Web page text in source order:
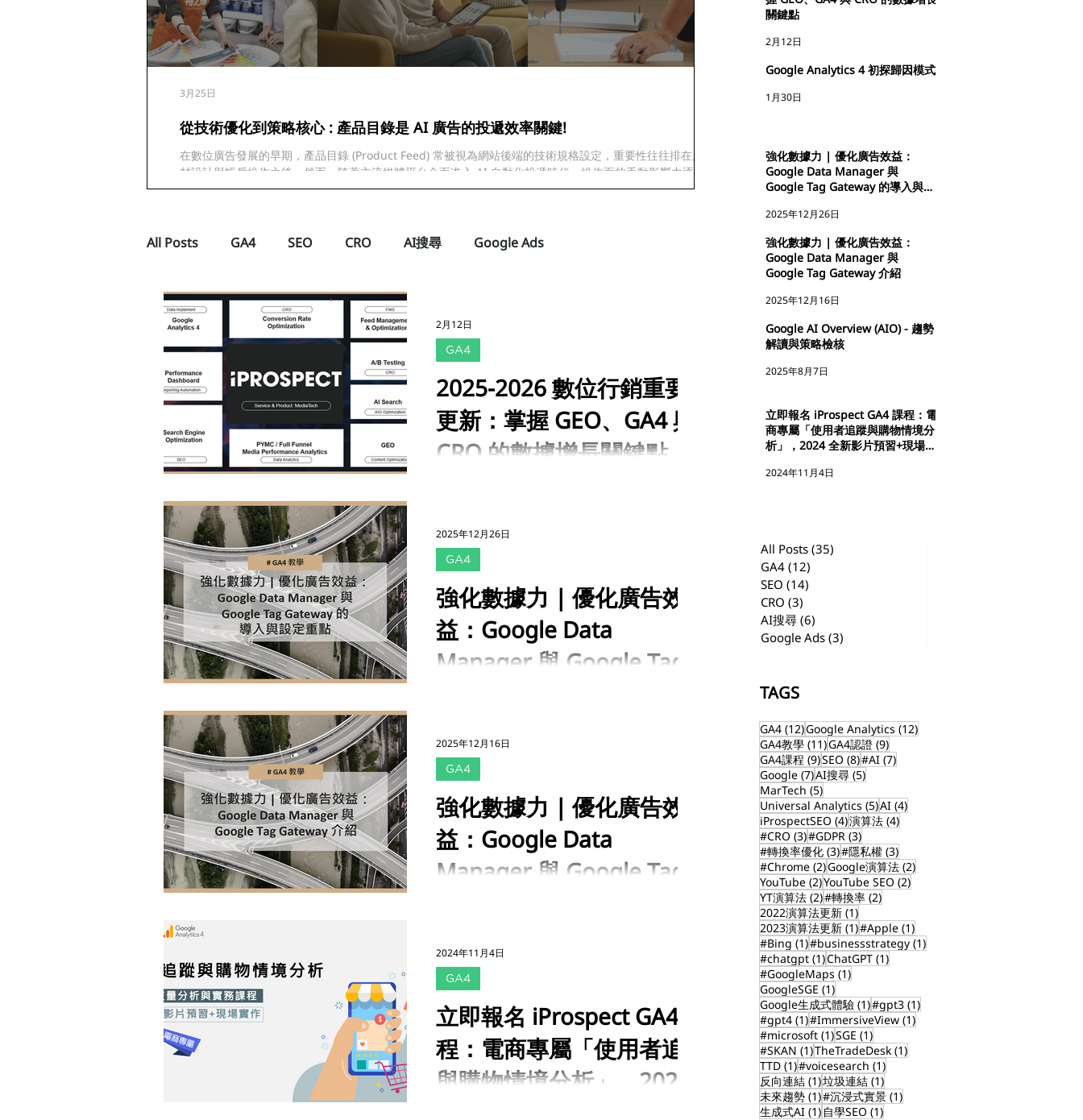
從技術優化到策略核心 : 產品目錄是 AI 廣告的投遞效率關鍵!
在數位廣告發展的早期，產品目錄 (Product Feed) 常被視為網站後端的技術規格設定，重要性往往排在廣告素
材設計與帳戶操作之後。然而，隨著主流媒體平台全面進入 AI 自動化投遞時代，操作面的手動影響力逐漸縮
減，產品目錄的品質，已成為決定 AI 運算結果與廣告成效的關鍵變數。
3月25日
過去品牌追求搜尋排名，現在必須競爭「AI優先推薦權」；消費者也
案。如果你的品牌資產仍停留在傳統搜尋結構，很可能在AI的決策鏈中
All Posts GA4 SEO CRO AI搜尋 Google Ads
2025-2026 數位行銷重要
更新：掌握 GEO、GA4 與
CRO 的數據增長關鍵點
公告與功能更新，核心目標都是為了讓品牌在破
碎的數據中更精準地掌握使用者意圖。隨著搜尋
模式的進化與隱私政策的變革，若能將這些新科
技轉化為品牌實質的廣告增長動能，就能在變動
的數位環境中，穩健地為品牌佈局長期的增長紅
利。 一起回顧 2025 至 2026 年的重要趨勢，同
時思考如何在高階數據整合與歸因分析的架構
下，利用 AI 搜尋搭配 Feed 管理、與精準數據
以運用更科學的分析手段，將線下數據搭配
GA4 渠道流量 ，來驅動後續的轉換分析。
Google 正式發布 Meridian ( MMM 開源行銷
組合模型) ，開放給廣告客戶存取 MMM 平台資
料帳戶 【三月：體驗升級與 AI 搜尋架構的全面
進化】 虛擬體驗與新一代 Gemini 模型的整
合，提升了用戶意圖的理解力，這也要求品牌在
內容與 Feed 管理 上必須更
GA4
2月12日
強化數據力 | 優化廣告效
益：Google Data
Manager 與 Google Tag
重要性，並簡介 Google 近期推出的「 Google
Data Manager 」 以及「 Google Tag
Gateway 」之核心定位與價值。 延續前文脈
絡，本文將進一步說明 Google Data Manager
的操作介面、主要功能，以及匯入與整合額外資
料的方法 ；接著解析 Google Tag Gateway 的
不同運作架構與實務細節 ，協助企業評估並選
擇適合自身需求的設定方式。 < Google Data
覽與管理所有資料來源 。 2. Google Data
Manager 功能介紹 Google Data Manager 內
建診斷與建議功能 ，協助廣告主分析資料、挖
掘優化機會，進而提升廣告投放效益。 3.
Google
GA4
2025年12月26日
強化數據力 | 優化廣告效
益：Google Data
Manager 與 Google Tag
的完整性與可用性 ，將會直接影響最終商業成
效。 本文將闡述 數據力的重要應用 ，並說明
Google 近期推出「 Google Data Manager 」
以及「 Google Tag Gateway 」的核心定位與
價值。作為廣告主在資料整合傳輸與第一方數據
管理上的實務應用，可以作為資料管理策略的參
考。 廣告數據力 「數據力」的本質是 全面完整
的資料設置 ，幫廣告主 打好可被有效運用的資
GA4
2025年12月16日
立即報名 iProspect GA4 課
程：電商專屬「使用者追蹤
與購物情境分析」，2024
GA4
2024年11月4日
關鍵點
2月12日
Google Analytics 4 初探歸因模式
1月30日
強化數據力 | 優化廣告效益：
Google Data Manager 與
Google Tag Gateway 的導入與設
2025年12月26日
強化數據力 | 優化廣告效益：
Google Data Manager 與
Google Tag Gateway 介紹
2025年12月16日
Google AI Overview (AIO) - 趨勢
解讀與策略檢核
2025年8月7日
立即報名 iProspect GA4 課程：電
商專屬「使用者追蹤與購物情境分
析」，2024 全新影片預習+現場實
2024年11月4日
All Posts (35)
GA4 (12)
SEO (14)
CRO (3)
AI搜尋 (6)
Google Ads (3)
TAGS
GA4 (12)12 篇文章
Google Analytics (12)12 篇文章
GA4教學 (11)11 篇文章
GA4認證 (9)9 篇文章
GA4課程 (9)9 篇文章
SEO (8)8 篇文章
#AI (7)7 篇文章
Google (7)7 篇文章
AI搜尋 (5)5 篇文章
MarTech (5)5 篇文章
Universal Analytics (5)5 篇文章
AI (4)4 篇文章
iProspectSEO (4)4 篇文章
演算法 (4)4 篇文章
#CRO (3)3 篇文章
#GDPR (3)3 篇文章
#轉換率優化 (3)3 篇文章
#隱私權 (3)3 篇文章
#Chrome (2)2 篇文章
Google演算法 (2)2 篇文章
YouTube (2)2 篇文章
YouTube SEO (2)2 篇文章
YT演算法 (2)2 篇文章
#轉換率 (2)2 篇文章
2022演算法更新 (1)1 篇文章
2023演算法更新 (1)1 篇文章
#Apple (1)1 篇文章
#Bing (1)1 篇文章
#businessstrategy (1)1 篇文章
#chatgpt (1)1 篇文章
ChatGPT (1)1 篇文章
#GoogleMaps (1)1 篇文章
GoogleSGE (1)1 篇文章
Google生成式體驗 (1)1 篇文章
#gpt3 (1)1 篇文章
#gpt4 (1)1 篇文章
#ImmersiveView (1)1 篇文章
#microsoft (1)1 篇文章
SGE (1)1 篇文章
#SKAN (1)1 篇文章
TheTradeDesk (1)1 篇文章
TTD (1)1 篇文章
#voicesearch (1)1 篇文章
反向連結 (1)1 篇文章
垃圾連結 (1)1 篇文章
未來趨勢 (1)1 篇文章
#沉浸式實景 (1)1 篇文章
生成式AI (1)1 篇文章
自學SEO (1)1 篇文章